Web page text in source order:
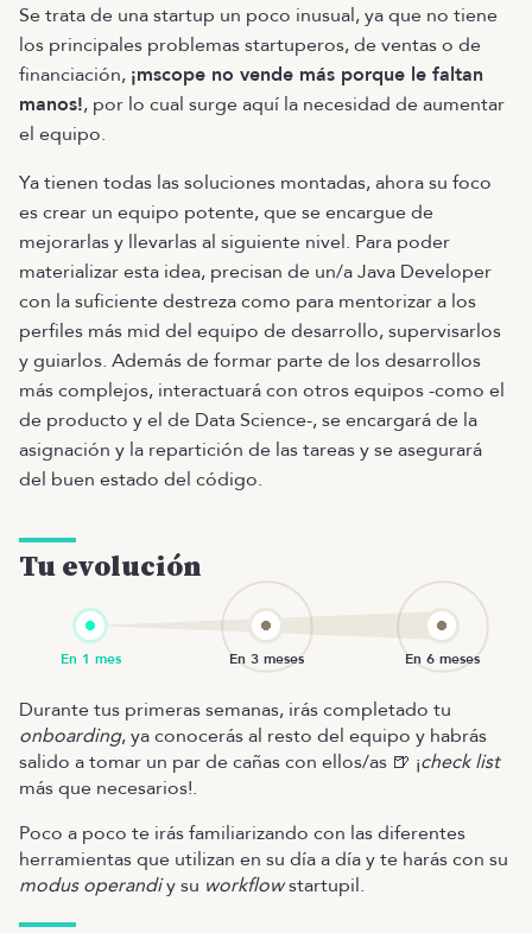
Se trata de una startup un poco inusual, ya que no tiene
los principales problemas startuperos, de ventas o de
financiación, ¡mscope no vende más porque le faltan
manos!, por lo cual surge aquí la necesidad de aumentar
el equipo.
Ya tienen todas las soluciones montadas, ahora su foco
es crear un equipo potente, que se encargue de
mejorarlas y llevarlas al siguiente nivel. Para poder
materializar esta idea, precisan de un/a Java Developer
con la suficiente destreza como para mentorizar a los
perfiles más mid del equipo de desarrollo, supervisarlos
y guiarlos. Además de formar parte de los desarrollos
más complejos, interactuará con otros equipos -como el
de producto y el de Data Science-, se encargará de la
asignación y la repartición de las tareas y se asegurará
del buen estado del código.
Tu evolución
Durante tus primeras semanas, irás completado tu
onboarding, ya conocerás al resto del equipo y habrás
salido a tomar un par de cañas con ellos/as 🍺 ¡check list
más que necesarios!.
Poco a poco te irás familiarizando con las diferentes
herramientas que utilizan en su día a día y te harás con su
modus operandiy su workflowstartupil.